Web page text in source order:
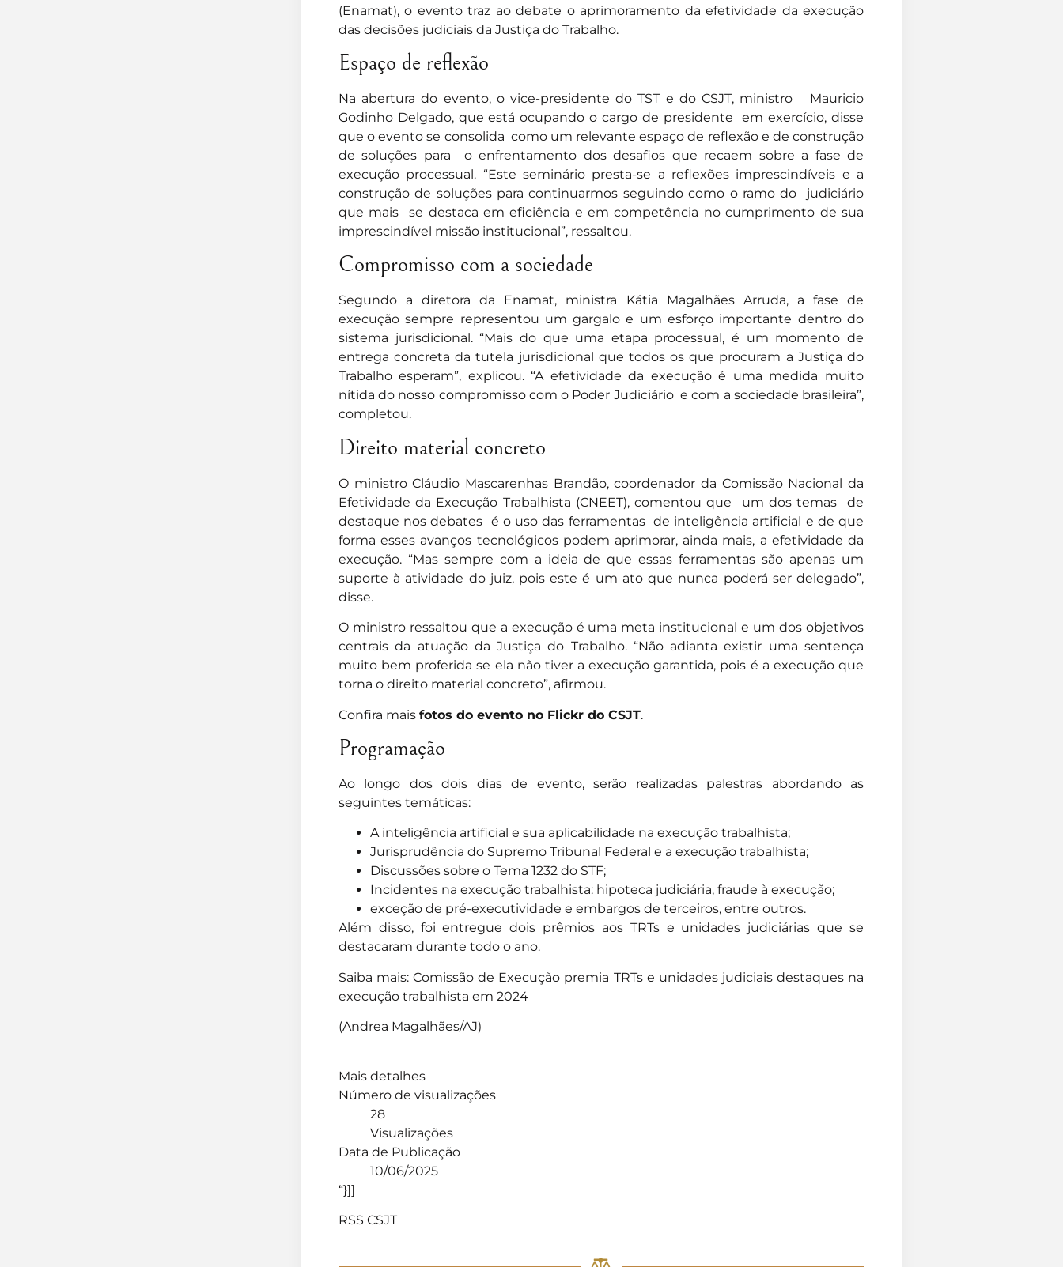
(Enamat), o evento traz ao debate o aprimoramento da efetividade da execução
das decisões judiciais da Justiça do Trabalho.
Espaço de reflexão
Na abertura do evento, o vice-presidente do TST e do CSJT, ministro Mauricio
Godinho Delgado, que está ocupando o cargo de presidente em exercício, disse
que o evento se consolida como um relevante espaço de reflexão e de construção
de soluções para o enfrentamento dos desafios que recaem sobre a fase de
execução processual. “Este seminário presta-se a reflexões imprescindíveis e a
construção de soluções para continuarmos seguindo como o ramo do judiciário
que mais se destaca em eficiência e em competência no cumprimento de sua
imprescindível missão institucional”, ressaltou.
Compromisso com a sociedade
Segundo a diretora da Enamat, ministra Kátia Magalhães Arruda, a fase de
execução sempre representou um gargalo e um esforço importante dentro do
sistema jurisdicional. “Mais do que uma etapa processual, é um momento de
entrega concreta da tutela jurisdicional que todos os que procuram a Justiça do
Trabalho esperam”, explicou. “A efetividade da execução é uma medida muito
nítida do nosso compromisso com o Poder Judiciário e com a sociedade brasileira”,
completou.
Direito material concreto
O ministro Cláudio Mascarenhas Brandão, coordenador da Comissão Nacional da
Efetividade da Execução Trabalhista (CNEET), comentou que um dos temas de
destaque nos debates é o uso das ferramentas de inteligência artificial e de que
forma esses avanços tecnológicos podem aprimorar, ainda mais, a efetividade da
execução. “Mas sempre com a ideia de que essas ferramentas são apenas um
suporte à atividade do juiz, pois este é um ato que nunca poderá ser delegado”,
disse.
O ministro ressaltou que a execução é uma meta institucional e um dos objetivos
centrais da atuação da Justiça do Trabalho. “Não adianta existir uma sentença
muito bem proferida se ela não tiver a execução garantida, pois é a execução que
torna o direito material concreto”, afirmou.
Confira mais fotos do evento no Flickr do CSJT.
Programação
Ao longo dos dois dias de evento, serão realizadas palestras abordando as
seguintes temáticas:
A inteligência artificial e sua aplicabilidade na execução trabalhista;
Jurisprudência do Supremo Tribunal Federal e a execução trabalhista;
Discussões sobre o Tema 1232 do STF;
Incidentes na execução trabalhista: hipoteca judiciária, fraude à execução;
exceção de pré-executividade e embargos de terceiros, entre outros.
Além disso, foi entregue dois prêmios aos TRTs e unidades judiciárias que se
destacaram durante todo o ano.
Saiba mais: Comissão de Execução premia TRTs e unidades judiciais destaques na
execução trabalhista em 2024
(Andrea Magalhães/AJ)
Mais detalhes
Número de visualizações
28
Visualizações
Data de Publicação
10/06/2025
“}]]
RSS CSJT